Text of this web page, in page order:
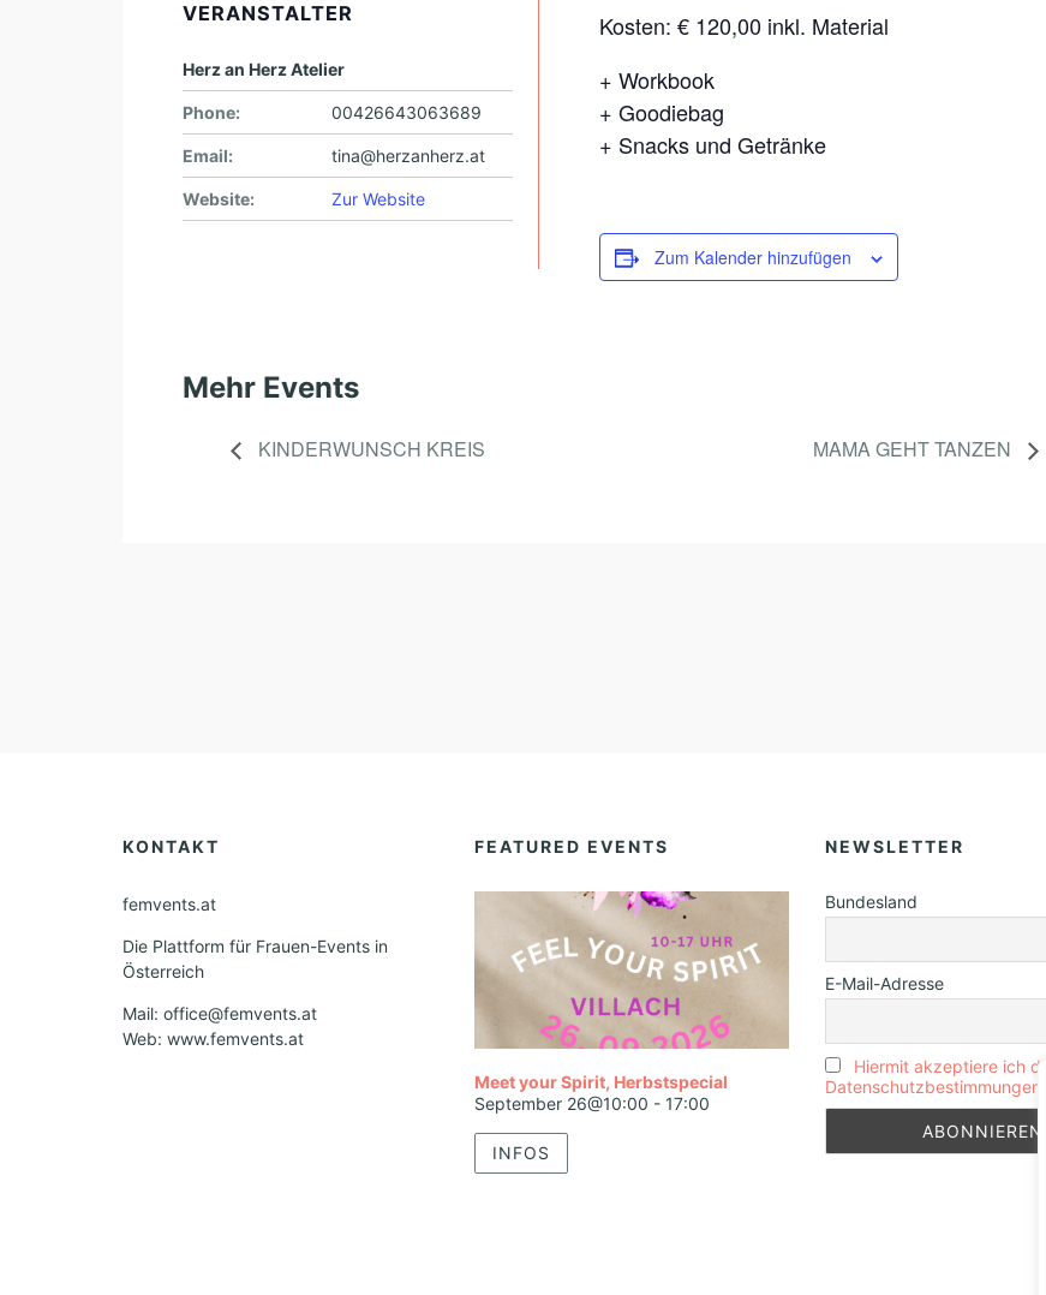
Kosten: € 120,00 inkl. Material
+ Workbook
+ Goodiebag
+ Snacks und Getränke
Zum Kalender hinzufügen
VERANSTALTER
Herz an Herz Atelier
Phone: 00426643063689
Email: tina@herzanherz.at
Website: Zur Website
Mehr Events
KINDERWUNSCH KREIS MAMA GEHT TANZEN
KONTAKT
femvents.at
Die Plattform für Frauen-Events in
Österreich
Mail: office@femvents.at
Web: www.femvents.at
FEATURED EVENTS
Meet your Spirit, Herbstspecial
September 26@10:00 - 17:00
INFOS
NEWSLETTER
Bundesland
E-Mail-Adresse
Hiermit akzeptiere ich die
Datenschutzbestimmungen